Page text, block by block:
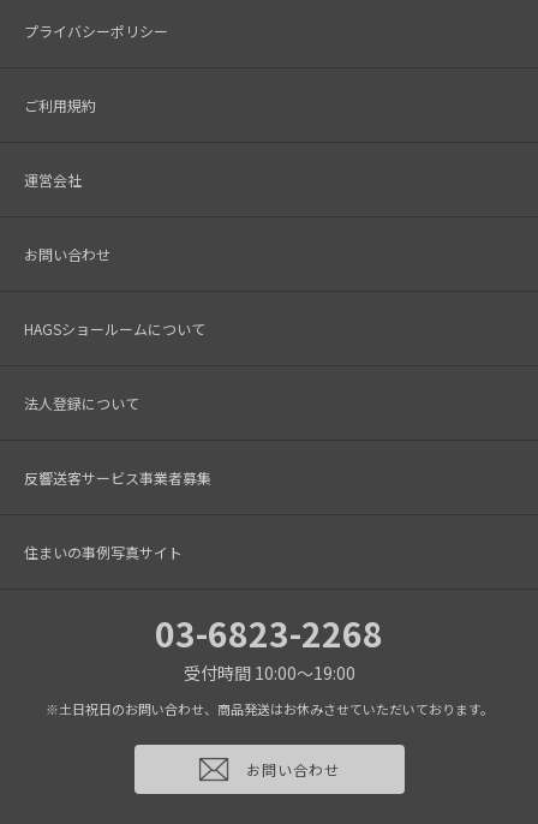
プライバシーポリシー
ご利用規約
運営会社
お問い合わせ
HAGSショールームについて
法人登録について
反響送客サービス事業者募集
住まいの事例写真サイト
03-6823-2268
受付時間 10:00～19:00
※土日祝日のお問い合わせ、商品発送はお休みさせていただいております。
お問い合わせ